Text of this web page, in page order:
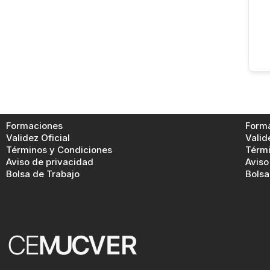
Formaciones
Validez Oficial
Términos y Condiciones
Aviso de privacidad
Bolsa de Trabajo